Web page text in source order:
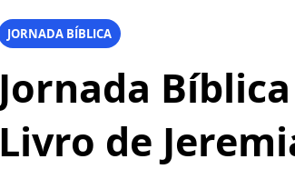
JORNADA BÍBLICA
Jornada
Livro de